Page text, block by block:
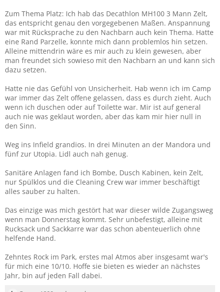
Zum Thema Platz: Ich hab das Decathlon MH100 3 Mann Zelt,
das entspricht genau den vorgegebenen Maßen. Anspannung
war mit Rücksprache zu den Nachbarn auch kein Thema. Hatte
eine Rand Parzelle, konnte mich dann problemlos hin setzen.
Alleine mittendrin wäre es mir auch zu klein gewesen, aber
man freundet sich sowieso mit den Nachbarn an und kann sich
dazu setzen.
Hatte nie das Gefühl von Unsicherheit. Hab wenn ich im Camp
war immer das Zelt offene gelassen, dass es durch zieht. Auch
wenn ich duschen oder auf Toilette war. Mir ist auf general
auch nie was geklaut worden, aber das kam mir hier null in
den Sinn.
Weg ins Infield grandios. In drei Minuten an der Mandora und
fünf zur Utopia. Lidl auch nah genug.
Sanitäre Anlagen fand ich Bombe, Dusch Kabinen, kein Zelt,
nur Spülklos und die Cleaning Crew war immer beschäftigt
alles sauber zu halten.
Das einzige was mich gestört hat war dieser wilde Zugangsweg
wenn man Donnerstag kommt. Sehr unbefestigt, alleine mit
Rucksack und Sackkarre war das schon abenteuerlich ohne
helfende Hand.
Zehntes Rock im Park, erstes mal Atmos aber insgesamt war's
für mich eine 10/10. Hoffe sie bieten es wieder an nächstes
Jahr, bin auf jeden Fall dabei.